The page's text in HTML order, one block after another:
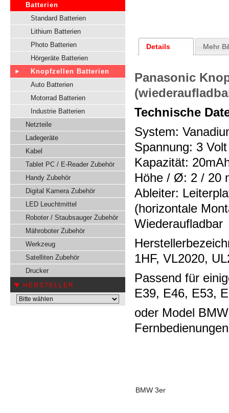
Batterien
Standard Batterien
Lithium Batterien
Photo Batterien
Hörgeräte Batterien
Knopfzellen Batterien
Auto Batterien
Motorrad Batterien
Industrie Batterien
Netzteile
Ladegeräte
Kabel
Tablet PC / E-Reader Zubehör
Handy Zubehör
Digital Kamera Zubehör
LED Leuchtmittel
Roboter / Staubsauger Zubehör
Mähroboter Zubehör
Werkzeug
Satelliten Zubehör
Drucker
HERSTELLER
Details Mehr
Panasonic
Technische
System:
Spannung: 3 Volt
Kapazität:
Höhe / Ø: 2 / 20
Ableiter:
(horizontale
Wiederaufladbar
1HF, VL2020,
Passend für
E39, E46, E53,
oder Model
BMW 3er